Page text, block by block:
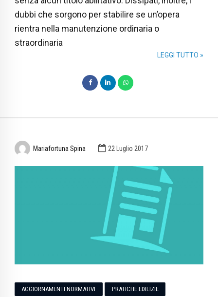
dubbi che sorgono per stabilire se un’opera
rientra nella manutenzione ordinaria o
straordinaria
LEGGI TUTTO »
Mariafortuna Spina 22 Luglio 2017
AGGIORNAMENTI NORMATIVI PRATICHE EDILIZIE